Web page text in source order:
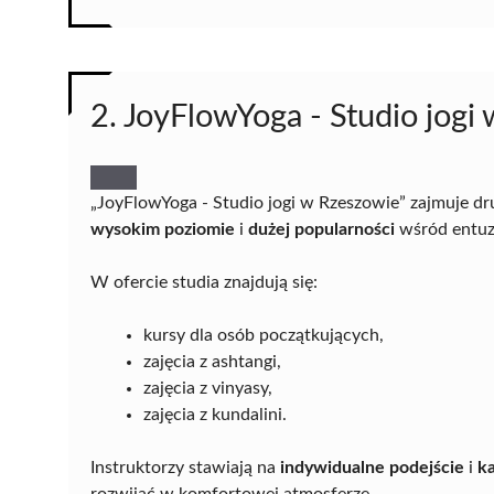
2. JoyFlowYoga - Studio jogi
„JoyFlowYoga - Studio jogi w Rzeszowie” zajmuje
wysokim poziomie i dużej popularności wśród
W ofercie studia znajdują się:
kursy dla osób początkujących,
zajęcia z ashtangi,
zajęcia z vinyasy,
zajęcia z kundalini.
Instruktorzy stawiają na indywidualne podejście i